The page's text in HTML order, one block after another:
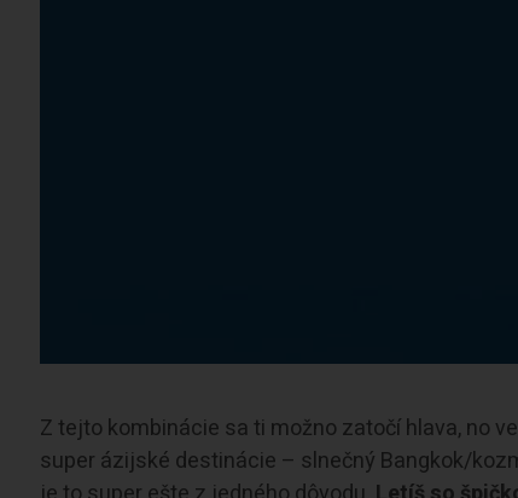
Z tejto kombinácie sa ti možno zatočí hlava, no
super ázijské destinácie – slnečný Bangkok/